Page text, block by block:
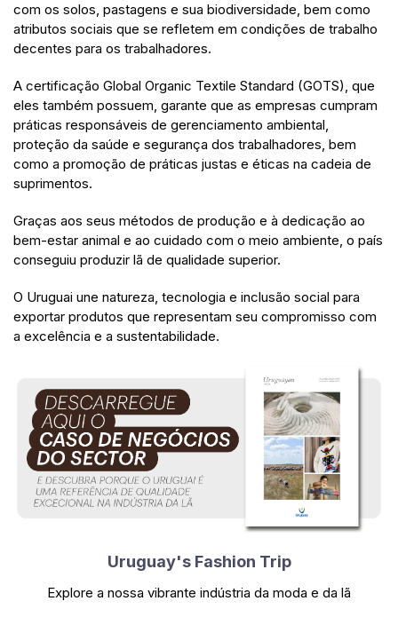
com os solos, pastagens e sua biodiversidade, bem como
atributos sociais que se refletem em condições de trabalho
decentes para os trabalhadores.
A certificação Global Organic Textile Standard (GOTS), que
eles também possuem, garante que as empresas cumpram
práticas responsáveis de gerenciamento ambiental,
proteção da saúde e segurança dos trabalhadores, bem
como a promoção de práticas justas e éticas na cadeia de
suprimentos.
Graças aos seus métodos de produção e à dedicação ao
bem-estar animal e ao cuidado com o meio ambiente, o país
conseguiu produzir lã de qualidade superior.
O Uruguai une natureza, tecnologia e inclusão social para
exportar produtos que representam seu compromisso com
a excelência e a sustentabilidade.
Uruguay's Fashion Trip
Explore a nossa vibrante indústria da moda e da lã